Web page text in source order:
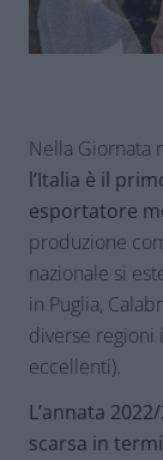
Nella Giornata
l’Italia è il
esportatore
produzione
nazionale si
in Puglia,
diverse regioni
eccellenti).
L’annata
scarsa in